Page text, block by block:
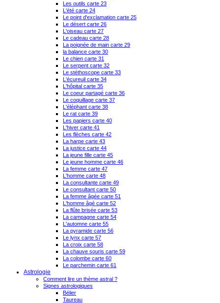
Les outils carte 23
L'été carte 24
Le point d'exclamation carte 25
Le désert carte 26
L'oiseau carte 27
Le cadeau carte 28
La poignée de main carte 29
la balance carte 30
Le chien carte 31
Le serpent carte 32
Le stéthoscope carte 33
L'écureuil carte 34
L'hôpital carte 35
Le coeur partagé carte 36
Le coquillage carte 37
L'éléphant carte 38
Le rat carte 39
Les papiers carte 40
L'hiver carte 41
Les flèches carte 42
La harpe carte 43
La justice carte 44
La jeune fille carte 45
Le jeune homme carte 46
La femme carte 47
L'homme carte 48
La consultante carte 49
Le consultant carte 50
La femme âgée carte 51
L'homme âgé carte 52
La flûte brisée carte 53
La campagne carte 54
L'automne carte 55
La pyramide carte 56
Le lynx carte 57
La croix carte 58
La chauve souris carte 59
La colombe carte 60
Le parchemin carte 61
Astrologie
Comment lire un thème astral ?
Signes astrologiques
Bélier
Taureau